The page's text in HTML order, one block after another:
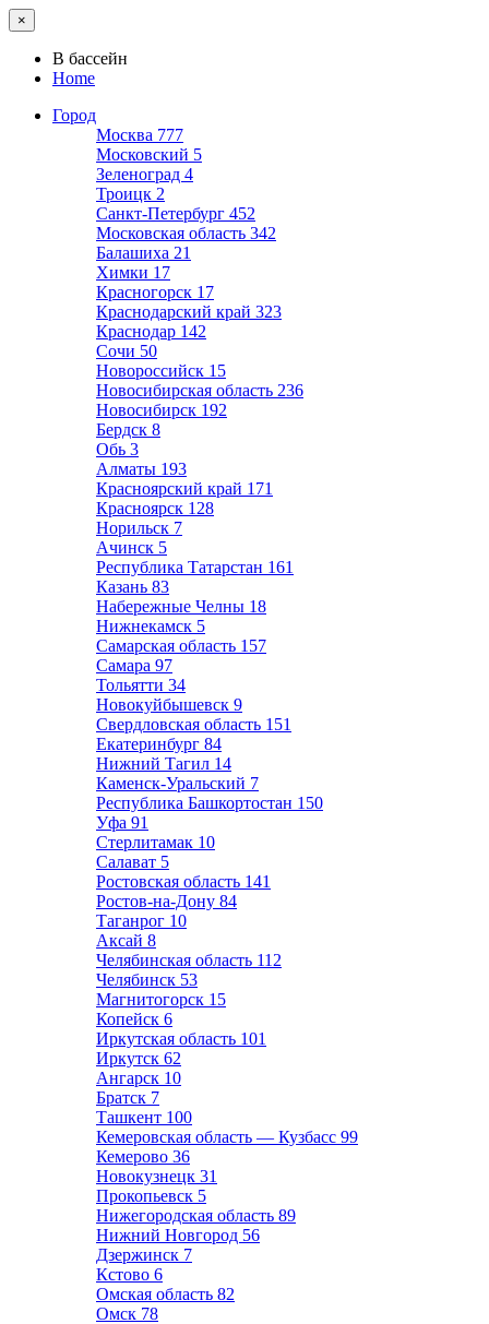
×
В бассейн
Home
Город
Москва 777
Московский 5
Зеленоград 4
Троицк 2
Санкт-Петербург 452
Московская область 342
Балашиха 21
Химки 17
Красногорск 17
Краснодарский край 323
Краснодар 142
Сочи 50
Новороссийск 15
Новосибирская область 236
Новосибирск 192
Бердск 8
Обь 3
Алматы 193
Красноярский край 171
Красноярск 128
Норильск 7
Ачинск 5
Республика Татарстан 161
Казань 83
Набережные Челны 18
Нижнекамск 5
Самарская область 157
Самара 97
Тольятти 34
Новокуйбышевск 9
Свердловская область 151
Екатеринбург 84
Нижний Тагил 14
Каменск-Уральский 7
Республика Башкортостан 150
Уфа 91
Стерлитамак 10
Салават 5
Ростовская область 141
Ростов-на-Дону 84
Таганрог 10
Аксай 8
Челябинская область 112
Челябинск 53
Магнитогорск 15
Копейск 6
Иркутская область 101
Иркутск 62
Ангарск 10
Братск 7
Ташкент 100
Кемеровская область — Кузбасс 99
Кемерово 36
Новокузнецк 31
Прокопьевск 5
Нижегородская область 89
Нижний Новгород 56
Дзержинск 7
Кстово 6
Омская область 82
Омск 78